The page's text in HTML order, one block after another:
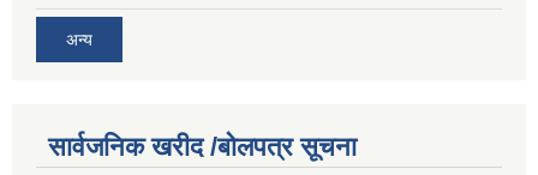
अन्य
सार्वजनिक खरीद /बोलपत्र सूचना